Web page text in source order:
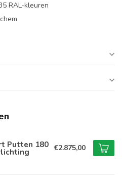
RAL-kleuren
Putten 180 €2.875,00